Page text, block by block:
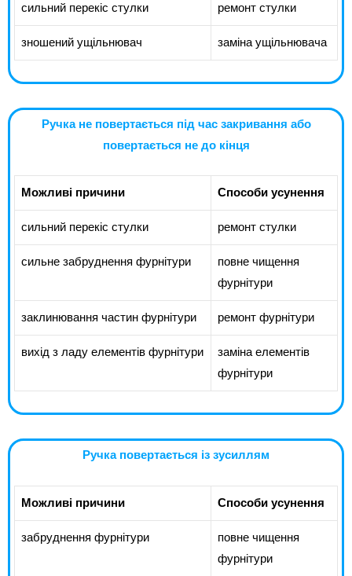
сильний перекіс стулки ремонт стулки
зношений ущільнювач заміна ущільнювача
Ручка не повертається під час закривання або
повертається не до кінця
Можливі причини Способи усунення
сильний перекіс стулки ремонт стулки
сильне забруднення фурнітури
повне чищення
фурнітури
заклинювання частин фурнітури ремонт фурнітури
вихід з ладу елементів фурнітури
заміна елементів
фурнітури
Ручка повертається із зусиллям
Можливі причини Способи усунення
забруднення фурнітури
повне чищення
фурнітури